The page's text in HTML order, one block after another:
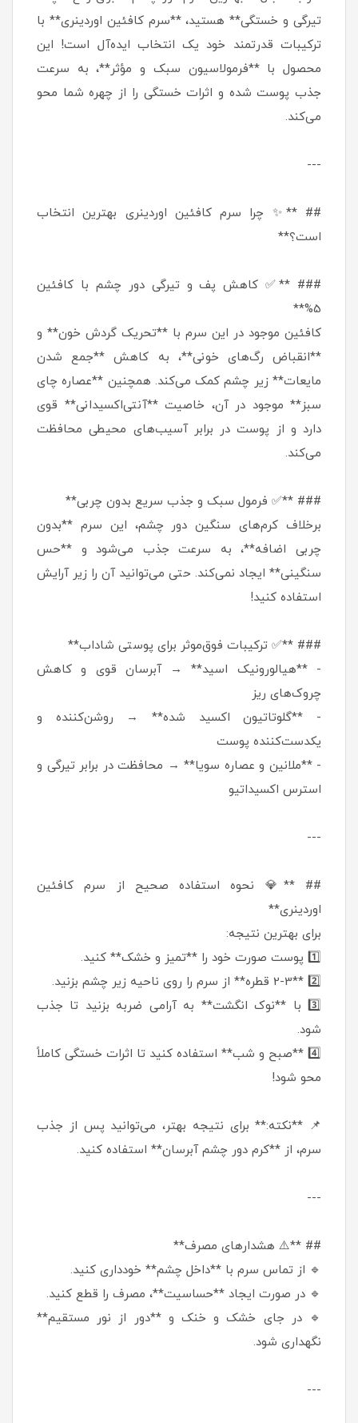
تیرگی و خستگی** هستید، **سرم کافئین اوردینری** با
ترکیبات قدرتمند خود یک انتخاب ایده‌آل است! این
محصول با **فرمولاسیون سبک و مؤثر**، به سرعت
جذب پوست شده و اثرات خستگی را از چهره شما محو
می‌کند.
---
## **✨ چرا سرم کافئین اوردینری بهترین انتخاب
است؟**
### **✅ کاهش پف و تیرگی دور چشم با کافئین
5%**
کافئین موجود در این سرم با **تحریک گردش خون** و
**انقباض رگ‌های خونی**، به کاهش **جمع شدن
مایعات** زیر چشم کمک می‌کند. همچنین **عصاره چای
سبز** موجود در آن، خاصیت **آنتی‌اکسیدانی** قوی
دارد و از پوست در برابر آسیب‌های محیطی محافظت
می‌کند.
### **✅ فرمول سبک و جذب سریع بدون چربی**
برخلاف کرم‌های سنگین دور چشم، این سرم **بدون
چربی اضافه**، به سرعت جذب می‌شود و **حس
سنگینی** ایجاد نمی‌کند. حتی می‌توانید آن را زیر آرایش
استفاده کنید!
### **✅ ترکیبات فوق‌موثر برای پوستی شاداب**
- **هیالورونیک اسید** → آبرسان قوی و کاهش
چروک‌های ریز
- **گلوتاتیون اکسید شده** → روشن‌کننده و
یکدست‌کننده پوست
- **ملانین و عصاره سویا** → محافظت در برابر تیرگی و
استرس اکسیداتیو
---
## **💎 نحوه استفاده صحیح از سرم کافئین
اوردینری**
برای بهترین نتیجه:
1️⃣ پوست صورت خود را **تمیز و خشک** کنید.
2️⃣ **2-3 قطره** از سرم را روی ناحیه زیر چشم بزنید.
3️⃣ با **نوک انگشت** به آرامی ضربه بزنید تا جذب
شود.
4️⃣ **صبح و شب** استفاده کنید تا اثرات خستگی کاملاً
محو شود!
📌 **نکته:** برای نتیجه بهتر، می‌توانید پس از جذب
سرم، از **کرم دور چشم آبرسان** استفاده کنید.
---
## **⚠️ هشدارهای مصرف**
🔹 از تماس سرم با **داخل چشم** خودداری کنید.
🔹 در صورت ایجاد **حساسیت**، مصرف را قطع کنید.
🔹 در جای خشک و خنک و **دور از نور مستقیم**
نگهداری شود.
---